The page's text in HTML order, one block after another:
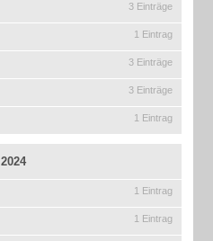
3 Einträge
1 Eintrag
3 Einträge
3 Einträge
1 Eintrag
2024
1 Eintrag
1 Eintrag